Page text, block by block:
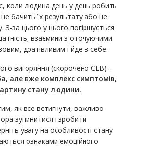
коли людина день у день робить
не бачить їх результату або не
З-за цього у нього погіршується
взаємини з оточуючими.
дратівливим і йде в себе.
вигоряння (скорочено СЕВ) –
але вже комплекс симптомів,
стану людини.
як все встигнути, важливо
зупинитися і зробити
увагу на особливості стану
ознаками емоційного